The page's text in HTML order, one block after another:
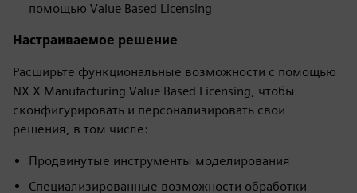
помощью Value Based Licensing
Настраиваемое решение
Расширьте функциональные возможности с помощью
NX X Manufacturing Value Based Licensing, чтобы
сконфигурировать и персонализировать свои
решения, в том числе:
Продвинутые инструменты моделирования
Специализированные возможности обработки